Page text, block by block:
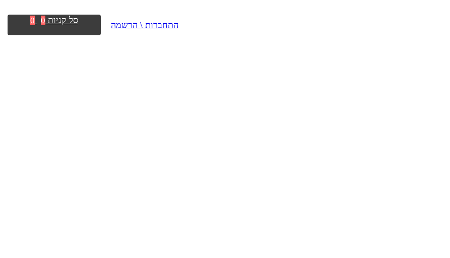
התחברות \ הרשמה סל קניות 0
0